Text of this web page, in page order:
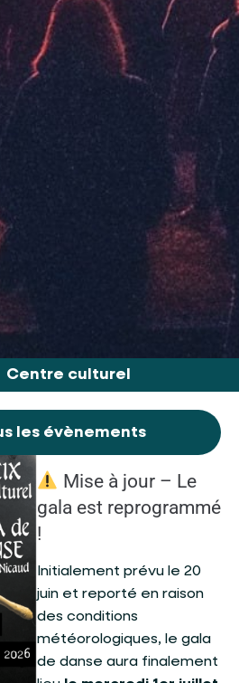
Centre culturel
les évènements
Mise à jour – Le
gala est reprogrammé
!
Initialement prévu le 20
juin et reporté en raison
des conditions
météorologiques, le gala
de danse aura finalement